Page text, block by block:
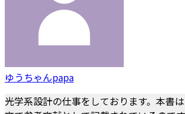
ゆうちゃんpapa
光学系設計の仕事をしております。本書